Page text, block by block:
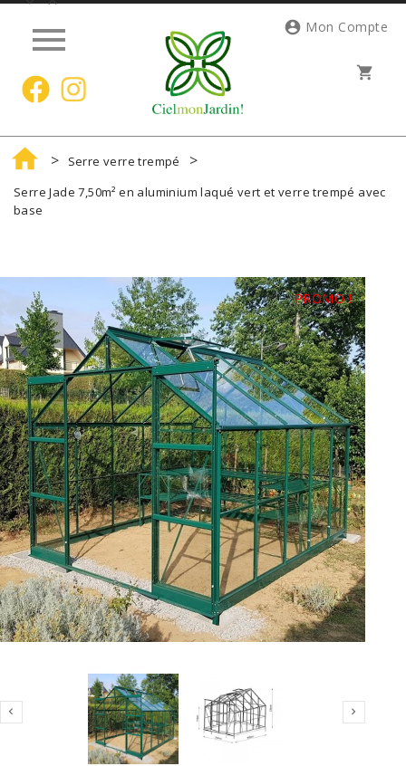

shopping_cart
 Mon Compte

Serre verre trempé
Serre Jade 7,50m² en aluminium laqué vert et verre trempé avec
base
PROMO !
 